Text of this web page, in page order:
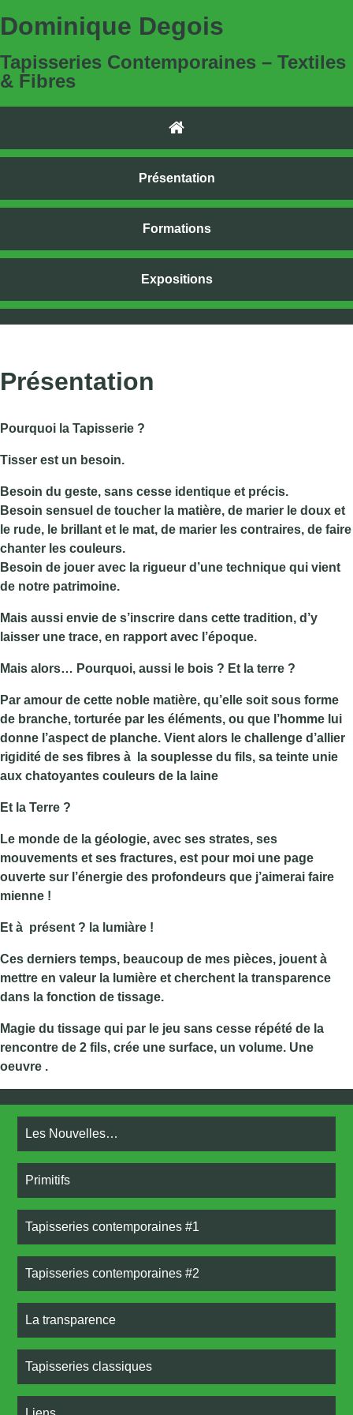
Dominique Degois
Tapisseries Contemporaines – Textiles
& Fibres
Présentation
Formations
Expositions
Présentation
Pourquoi la Tapisserie ?
Tisser est un besoin.
Besoin du geste, sans cesse identique et précis.
Besoin sensuel de toucher la matière, de marier le doux et
le rude, le brillant et le mat, de marier les contraires, de faire
chanter les couleurs.
Besoin de jouer avec la rigueur d’une technique qui vient
de notre patrimoine.
Mais aussi envie de s’inscrire dans cette tradition, d’y
laisser une trace, en rapport avec l’époque.
Mais alors… Pourquoi, aussi le bois ? Et la terre ?
Par amour de cette noble matière, qu’elle soit sous forme
de branche, torturée par les éléments, ou que l’homme lui
donne l’aspect de planche. Vient alors le challenge d’allier
rigidité de ses fibres à la souplesse du fils, sa teinte unie
aux chatoyantes couleurs de la laine
Et la Terre ?
Le monde de la géologie, avec ses strates, ses
mouvements et ses fractures, est pour moi une page
ouverte sur l’énergie des profondeurs que j’aimerai faire
mienne !
Et à présent ? la lumiàre !
Ces derniers temps, beaucoup de mes pièces, jouent à
mettre en valeur la lumière et cherchent la transparence
dans la fonction de tissage.
Magie du tissage qui par le jeu sans cesse répété de la
rencontre de 2 fils, crée une surface, un volume. Une
oeuvre .
Les Nouvelles…
Primitifs
Tapisseries contemporaines #1
Tapisseries contemporaines #2
La transparence
Tapisseries classiques